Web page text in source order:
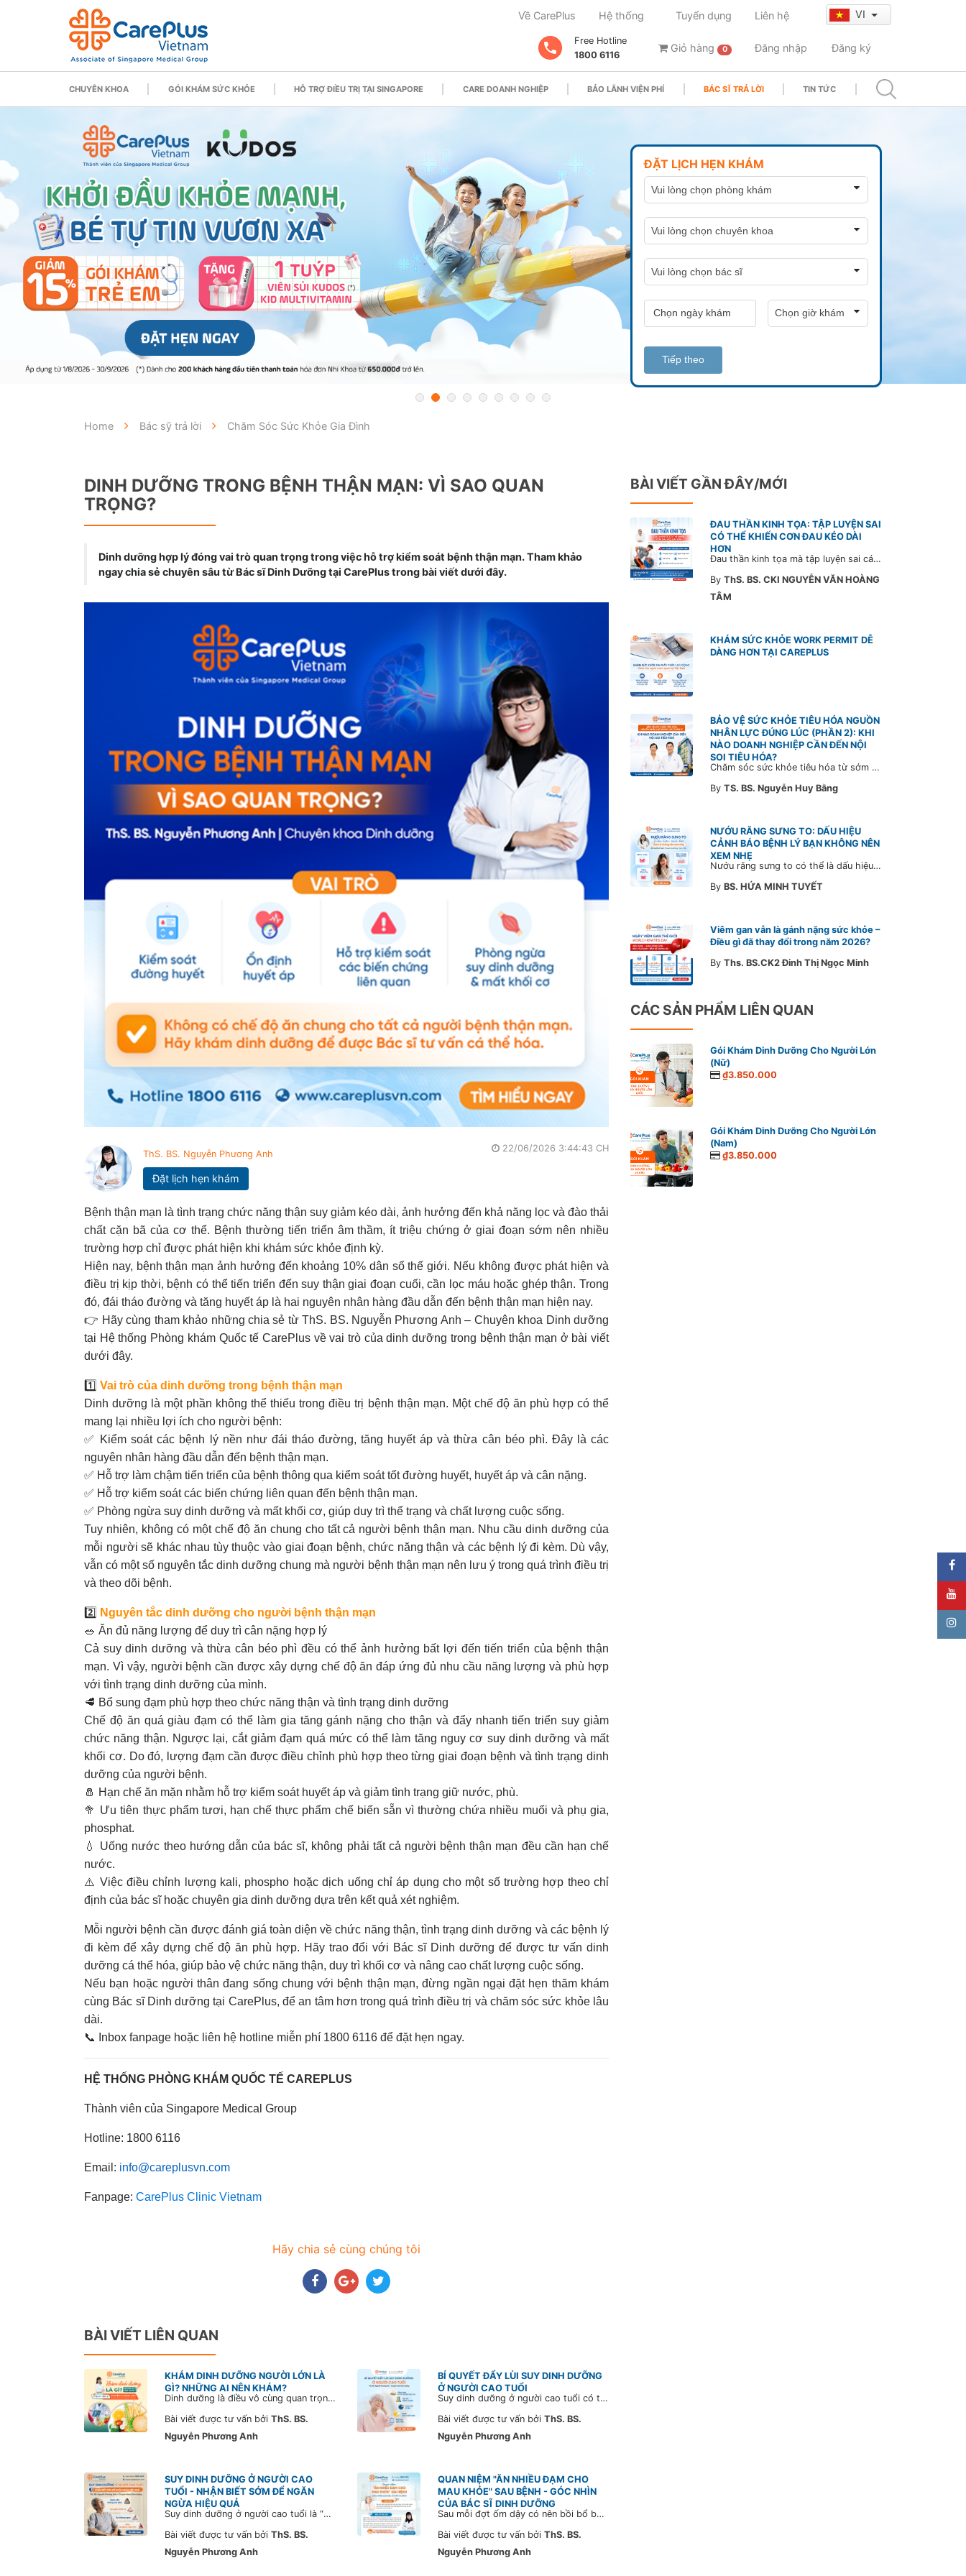
Về CarePlus Hệ thống Tuyển dụng Liên hệ VI
Free Hotline
1800 6116
Giỏ hàng 0 Đăng nhập Đăng ký
CHUYÊN KHOA GÓI KHÁM SỨC KHỎE HỖ TRỢ ĐIỀU TRỊ TẠI SINGAPORE CARE DOANH NGHIỆP BẢO LÃNH VIỆN PHÍ BÁC SĨ TRẢ LỜI TIN TỨC
ĐẶT LỊCH HẸN KHÁM
Tiếp theo
Home Bác sỹ trả lời Chăm Sóc Sức Khỏe Gia Đình
DINH DƯỠNG TRONG BỆNH THẬN MẠN: VÌ SAO QUAN
TRỌNG?
Dinh dưỡng hợp lý đóng vai trò quan trọng trong việc hỗ trợ kiểm soát bệnh thận mạn. Tham khảo
ngay chia sẻ chuyên sâu từ Bác sĩ Dinh Dưỡng tại CarePlus trong bài viết dưới đây.
ThS. BS. Nguyễn Phương Anh
Đặt lịch hẹn khám
22/06/2026 3:44:43 CH
Bệnh thận mạn là tình trạng chức năng thận suy giảm kéo dài, ảnh hưởng đến khả năng lọc và đào thải
chất cặn bã của cơ thể. Bệnh thường tiến triển âm thầm, ít triệu chứng ở giai đoạn sớm nên nhiều
trường hợp chỉ được phát hiện khi khám sức khỏe định kỳ.
Hiện nay, bệnh thận mạn ảnh hưởng đến khoảng 10% dân số thế giới. Nếu không được phát hiện và
điều trị kịp thời, bệnh có thể tiến triển đến suy thận giai đoạn cuối, cần lọc máu hoặc ghép thận. Trong
đó, đái tháo đường và tăng huyết áp là hai nguyên nhân hàng đầu dẫn đến bệnh thận mạn hiện nay.
👉 Hãy cùng tham khảo những chia sẻ từ ThS. BS. Nguyễn Phương Anh – Chuyên khoa Dinh dưỡng
tại Hệ thống Phòng khám Quốc tế CarePlus về vai trò của dinh dưỡng trong bệnh thận mạn ở bài viết
dưới đây.
1️⃣ Vai trò của dinh dưỡng trong bệnh thận mạn
Dinh dưỡng là một phần không thể thiếu trong điều trị bệnh thận mạn. Một chế độ ăn phù hợp có thể
mang lại nhiều lợi ích cho người bệnh:
✅ Kiểm soát các bệnh lý nền như đái tháo đường, tăng huyết áp và thừa cân béo phì. Đây là các
nguyên nhân hàng đầu dẫn đến bệnh thận mạn.
✅ Hỗ trợ làm chậm tiến triển của bệnh thông qua kiểm soát tốt đường huyết, huyết áp và cân nặng.
✅ Hỗ trợ kiểm soát các biến chứng liên quan đến bệnh thận mạn.
✅ Phòng ngừa suy dinh dưỡng và mất khối cơ, giúp duy trì thể trạng và chất lượng cuộc sống.
Tuy nhiên, không có một chế độ ăn chung cho tất cả người bệnh thận mạn. Nhu cầu dinh dưỡng của
mỗi người sẽ khác nhau tùy thuộc vào giai đoạn bệnh, chức năng thận và các bệnh lý đi kèm. Dù vậy,
vẫn có một số nguyên tắc dinh dưỡng chung mà người bệnh thận mạn nên lưu ý trong quá trình điều trị
và theo dõi bệnh.
2️⃣ Nguyên tắc dinh dưỡng cho người bệnh thận mạn
🥗 Ăn đủ năng lượng để duy trì cân nặng hợp lý
Cả suy dinh dưỡng và thừa cân béo phì đều có thể ảnh hưởng bất lợi đến tiến triển của bệnh thận
mạn. Vì vậy, người bệnh cần được xây dựng chế độ ăn đáp ứng đủ nhu cầu năng lượng và phù hợp
với tình trạng dinh dưỡng của mình.
🥩 Bổ sung đạm phù hợp theo chức năng thận và tình trạng dinh dưỡng
Chế độ ăn quá giàu đạm có thể làm gia tăng gánh nặng cho thận và đẩy nhanh tiến triển suy giảm
chức năng thận. Ngược lại, cắt giảm đạm quá mức có thể làm tăng nguy cơ suy dinh dưỡng và mất
khối cơ. Do đó, lượng đạm cần được điều chỉnh phù hợp theo từng giai đoạn bệnh và tình trạng dinh
dưỡng của người bệnh.
🧂 Hạn chế ăn mặn nhằm hỗ trợ kiểm soát huyết áp và giảm tình trạng giữ nước, phù.
🥦 Ưu tiên thực phẩm tươi, hạn chế thực phẩm chế biến sẵn vì thường chứa nhiều muối và phụ gia,
phosphat.
💧 Uống nước theo hướng dẫn của bác sĩ, không phải tất cả người bệnh thận mạn đều cần hạn chế
nước.
⚠️ Việc điều chỉnh lượng kali, phospho hoặc dịch uống chỉ áp dụng cho một số trường hợp theo chỉ
định của bác sĩ hoặc chuyên gia dinh dưỡng dựa trên kết quả xét nghiệm.
Mỗi người bệnh cần được đánh giá toàn diện về chức năng thận, tình trạng dinh dưỡng và các bệnh lý
đi kèm để xây dựng chế độ ăn phù hợp. Hãy trao đổi với Bác sĩ Dinh dưỡng để được tư vấn dinh
dưỡng cá thể hóa, giúp bảo vệ chức năng thận, duy trì khối cơ và nâng cao chất lượng cuộc sống.
Nếu bạn hoặc người thân đang sống chung với bệnh thận mạn, đừng ngần ngại đặt hẹn thăm khám
cùng Bác sĩ Dinh dưỡng tại CarePlus, để an tâm hơn trong quá trình điều trị và chăm sóc sức khỏe lâu
dài.
📞 Inbox fanpage hoặc liên hệ hotline miễn phí 1800 6116 để đặt hẹn ngay.
HỆ THỐNG PHÒNG KHÁM QUỐC TẾ CAREPLUS
Thành viên của Singapore Medical Group
Hotline: 1800 6116
Email: info@careplusvn.com
Fanpage: CarePlus Clinic Vietnam
Hãy chia sẻ cùng chúng tôi
BÀI VIẾT LIÊN QUAN
KHÁM DINH DƯỠNG NGƯỜI LỚN LÀ
GÌ? NHỮNG AI NÊN KHÁM?
Dinh dưỡng là điều vô cùng quan trọng mà bạn không nên bỏ qua. Không chỉ dừng lại ở việc cải thiện vóc dáng mà còn giúp bạn làm chủ cuộc sống khỏe mạnh, tốt đẹp hơn bằng cách thực hiện chế độ ăn uống đầy đủ các chất dinh dưỡng để “kéo dài tuổi thọ”.
Bài viết được tư vấn bởi ThS. BS.
Nguyễn Phương Anh
BÍ QUYẾT ĐẨY LÙI SUY DINH DƯỠNG
Ở NGƯỜI CAO TUỔI
Suy dinh dưỡng ở người cao tuổi có thể gây ảnh hưởng nghiêm trọng đến sức khỏe và cuộc sống. Tìm hiểu cách cải thiện qua chế độ dinh dưỡng hợp lý cùng Bác sĩ CarePlus.
Bài viết được tư vấn bởi ThS. BS.
Nguyễn Phương Anh
SUY DINH DƯỠNG Ở NGƯỜI CAO
TUỔI - NHẬN BIẾT SỚM ĐỂ NGĂN
NGỪA HIỆU QUẢ
Suy dinh dưỡng ở người cao tuổi là “kẻ thù thầm lặng” gây suy giảm miễn dịch, mất cơ, kéo dài thời gian hồi phục và tăng nguy cơ tử vong. Cùng Bác sĩ CarePlus nhận diện sớm các dấu hiệu để can thiệp kịp thời và bảo vệ sức khỏe cho ông bà- cha mẹ trong bài viết sau.
Bài viết được tư vấn bởi ThS. BS.
Nguyễn Phương Anh
QUAN NIỆM "ĂN NHIỀU ĐẠM CHO
MAU KHỎE" SAU BỆNH - GÓC NHÌN
CỦA BÁC SĨ DINH DƯỠNG
Sau mỗi đợt ốm dậy có nên bồi bổ bằng thịt cá trứng sữa trong chế độ ăn để sớm hồi phục sức lực? Tham khảo ngay ý kiến từ chuyên gia CarePlus để hiểu thêm về cách bổ sung chất đạm khoa học và an toàn trong bài viết dưới đây.
Bài viết được tư vấn bởi ThS. BS.
Nguyễn Phương Anh
BÀI VIẾT GẦN ĐÂY/MỚI
ĐAU THẦN KINH TỌA: TẬP LUYỆN SAI
CÓ THỂ KHIẾN CƠN ĐAU KÉO DÀI
HƠN
Đau thần kinh tọa mà tập luyện sai cách có thể khiến cơn đau trở nặng và kéo dài thời gian hồi phục. Tham khảo chia sẻ của Bác sĩ CarePlus để nắm các động tác cần tránh và có góc nhìn đúng về phương pháp điều trị phù hợp trong bài viết sau.
ByThS. BS. CKI NGUYỄN VĂN HOÀNG
TÂM
KHÁM SỨC KHỎE WORK PERMIT DỄ
DÀNG HƠN TẠI CAREPLUS
BẢO VỆ SỨC KHỎE TIÊU HÓA NGUỒN
NHÂN LỰC ĐÚNG LÚC (PHẦN 2): KHI
NÀO DOANH NGHIỆP CẦN ĐẾN NỘI
SOI TIÊU HÓA?
Chăm sóc sức khỏe tiêu hóa từ sớm không chỉ giúp phát hiện bệnh kịp thời mà còn góp phần xây dựng đội ngũ khỏe mạnh, ổn định và gắn bó lâu dài. CarePlus sẵn sàng đồng hành cùng doanh nghiệp trong việc thiết kế chương trình chăm sóc sức khỏe phù hợp theo từng nhân sự, nhằm tối ưu hiệu quả đầu tư phúc lợi và phát triển nguồn nhân lực bền vững.
ByTS. BS. Nguyễn Huy Bằng
NƯỚU RĂNG SƯNG TO: DẤU HIỆU
CẢNH BÁO BỆNH LÝ BẠN KHÔNG NÊN
XEM NHẸ
Nướu răng sưng to có thể là dấu hiệu cảnh báo bệnh lý răng miệng. Cùng Bác sĩ CarePlus tìm hiểu nguyên nhân, triệu chứng và thời điểm cần đi khám bác sĩ trong bài viết dưới đây.
ByBS. HỨA MINH TUYẾT
Viêm gan vẫn là gánh nặng sức khỏe –
Điều gì đã thay đổi trong năm 2026?
ByThs. BS.CK2 Đinh Thị Ngọc Minh
CÁC SẢN PHẨM LIÊN QUAN
Gói Khám Dinh Dưỡng Cho Người Lớn
(Nữ)
₫3.850.000
Gói Khám Dinh Dưỡng Cho Người Lớn
(Nam)
₫3.850.000